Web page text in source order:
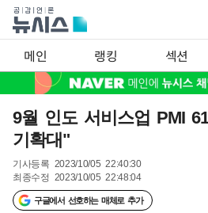
메인 랭킹 섹션
9월 인도 서비스업 PMI
기확대"
기사등록 2023/10/05 22:40:30
최종수정 2023/10/05 22:48:04
구글에서 선호하는 매체로 추가